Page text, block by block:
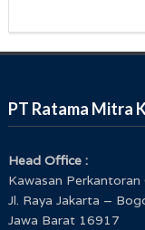
PT Ratama Mitra
Head Office :
Kawasan Perkantoran
Jl. Raya Jakarta –
Jawa Barat 16917